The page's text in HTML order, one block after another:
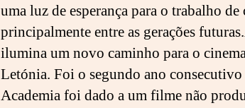
uma luz de esperança para o trabalho
principalmente entre as gerações
ilumina um novo caminho para o
Letónia. Foi o segundo ano
Academia foi dado a um filme não